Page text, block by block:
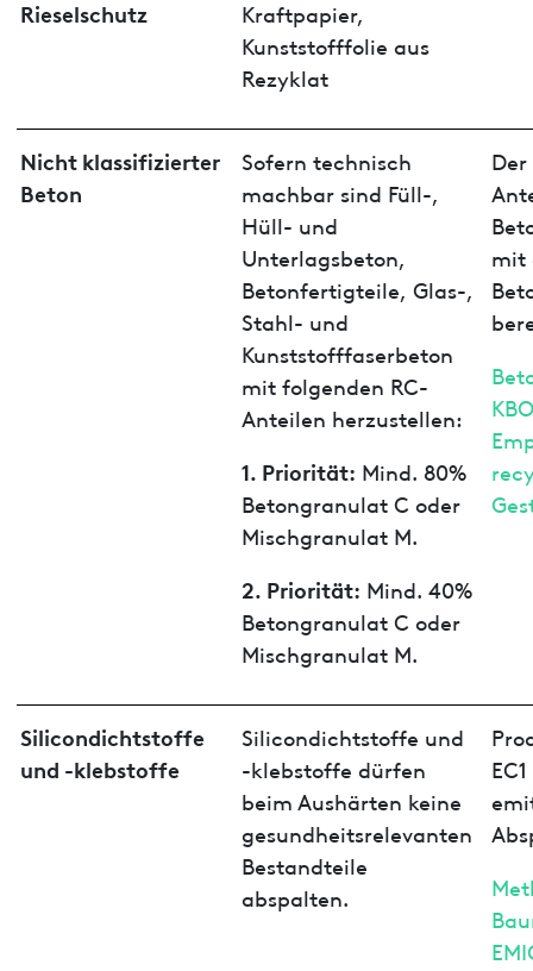
Rieselschutz
Kraftpapier,
Kunststofffolie aus
Rezyklat
Nicht klassifizierter
Beton
Sofern technisch
machbar sind Füll-,
Hüll- und
Unterlagsbeton,
Betonfertigteile, Glas-,
Stahl- und
Kunststofffaserbeton
mit folgenden RC-
Anteilen herzustellen:
1. Priorität: Mind. 80%
Betongranulat C oder
Mischgranulat M.
2. Priorität: Mind. 40%
Betongranulat C oder
Mischgranulat M.
Der
mit
Silicondichtstoffe
und -klebstoffe
Silicondichtstoffe und
-klebstoffe dürfen
beim Aushärten keine
gesundheitsrelevanten
Bestandteile
abspalten.